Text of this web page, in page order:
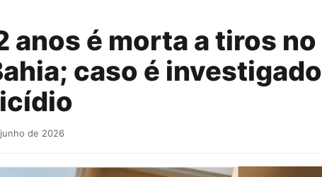
anos é morta a tiros no
caso é investigado
de 2026